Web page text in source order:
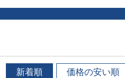
新着順 価格の安い順